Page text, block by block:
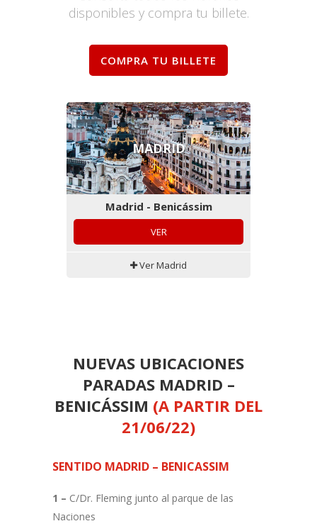
disponibles y compra tu billete.
COMPRA TU BILLETE
MADRID
Madrid - Benicássim
VER
Ver Madrid
NUEVAS UBICACIONES
PARADAS MADRID –
BENICÁSSIM (A PARTIR DEL
21/06/22)
SENTIDO MADRID – BENICASSIM
1 – C/Dr. Fleming junto al parque de las
Naciones